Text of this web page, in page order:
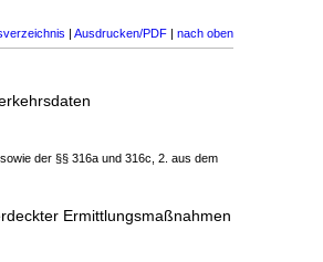
| Ausdrucken/PDF | nach oben
der §§ 316a und 316c, 2. aus dem
Ermittlungsmaßnahmen